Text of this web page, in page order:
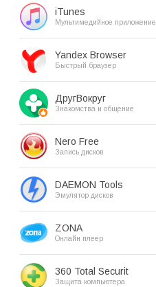
iTunes
Мультимедийное приложение
Yandex Browser
Быстрый браузер
ДругВокруг
Знакомства и общение
Nero Free
Запись дисков
DAEMON Tools
Эмулятор дисков
ZONA
Онлайн плеер
360 Total Securit
Защита компьютера